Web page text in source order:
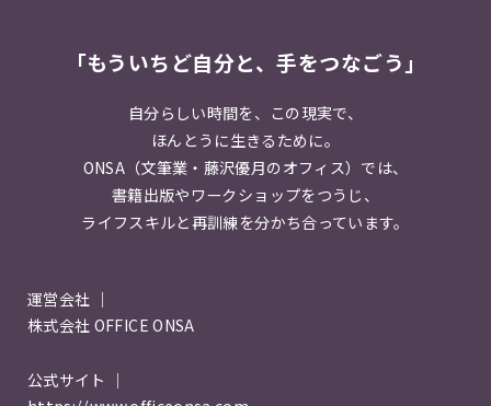
「もういちど自分と、手をつなごう」
自分らしい時間を、この現実で、
ほんとうに生きるために。
ONSA（文筆業・藤沢優月のオフィス）では、
書籍出版やワークショップをつうじ、
ライフスキルと再訓練を分かち合っています。
運営会社 ｜
株式会社 OFFICE ONSA
公式サイト ｜